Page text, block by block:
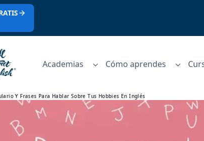
Academias Cómo aprendes
Y Frases Para Hablar Sobre Tus Hobbies En Inglés